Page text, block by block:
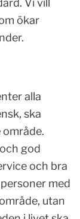
Vi vill
ökar
alla
ska
god
och bra
med
utan